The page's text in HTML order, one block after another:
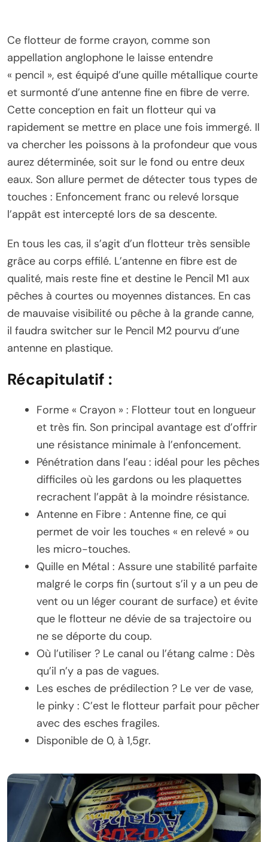
Ce flotteur de forme crayon, comme son
appellation anglophone le laisse entendre
« pencil », est équipé d’une quille métallique courte
et surmonté d’une antenne fine en fibre de verre.
Cette conception en fait un flotteur qui va
rapidement se mettre en place une fois immergé. Il
va chercher les poissons à la profondeur que vous
aurez déterminée, soit sur le fond ou entre deux
eaux. Son allure permet de détecter tous types de
touches : Enfoncement franc ou relevé lorsque
l’appât est intercepté lors de sa descente.
En tous les cas, il s’agit d’un flotteur très sensible
grâce au corps effilé. L’antenne en fibre est de
qualité, mais reste fine et destine le Pencil M1 aux
pêches à courtes ou moyennes distances. En cas
de mauvaise visibilité ou pêche à la grande canne,
il faudra switcher sur le Pencil M2 pourvu d’une
antenne en plastique.
Récapitulatif :
Forme « Crayon » : Flotteur tout en longueur
et très fin. Son principal avantage est d’offrir
une résistance minimale à l’enfoncement.
Pénétration dans l’eau : idéal pour les pêches
difficiles où les gardons ou les plaquettes
recrachent l’appât à la moindre résistance.
Antenne en Fibre : Antenne fine, ce qui
permet de voir les touches « en relevé » ou
les micro-touches.
Quille en Métal : Assure une stabilité parfaite
malgré le corps fin (surtout s’il y a un peu de
vent ou un léger courant de surface) et évite
que le flotteur ne dévie de sa trajectoire ou
ne se déporte du coup.
Où l’utiliser ? Le canal ou l’étang calme : Dès
qu’il n’y a pas de vagues.
Les esches de prédilection ? Le ver de vase,
le pinky : C’est le flotteur parfait pour pêcher
avec des esches fragiles.
Disponible de 0, à 1,5gr.